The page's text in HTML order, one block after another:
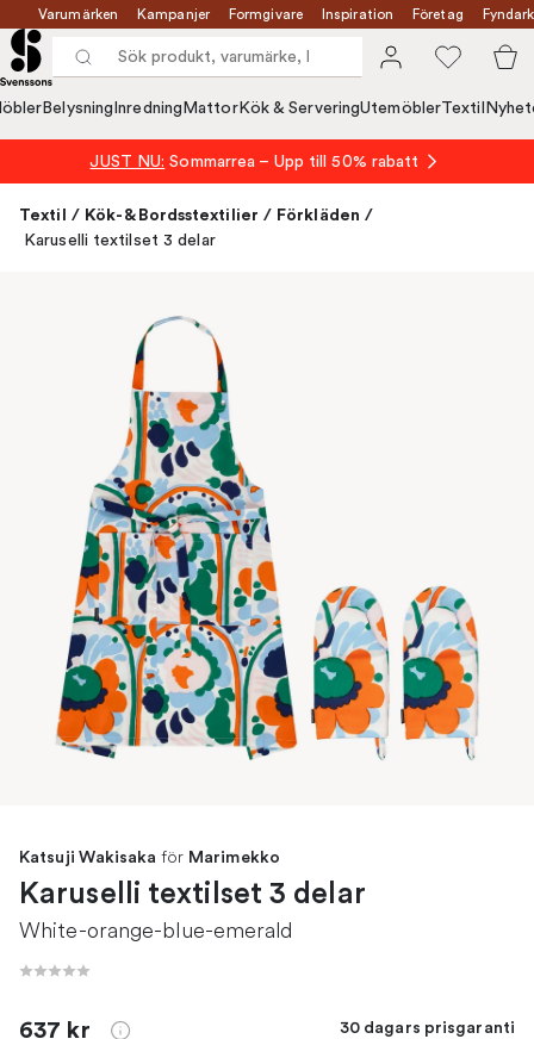
Varumärken Kampanjer Formgivare Inspiration Företag
Belysning Inredning MattorKök & ServeringUtemöblerTextil
JUST NU: Sommarrea – Upp till 50% rabatt
Textil / Kök- & Bordsstextilier / Förkläden /
Karuselli textilset 3 delar
Katsuji Wakisaka för Marimekko
Karuselli textilset 3 delar
White-orange-blue-emerald
637 kr 30 dagars prisgaranti